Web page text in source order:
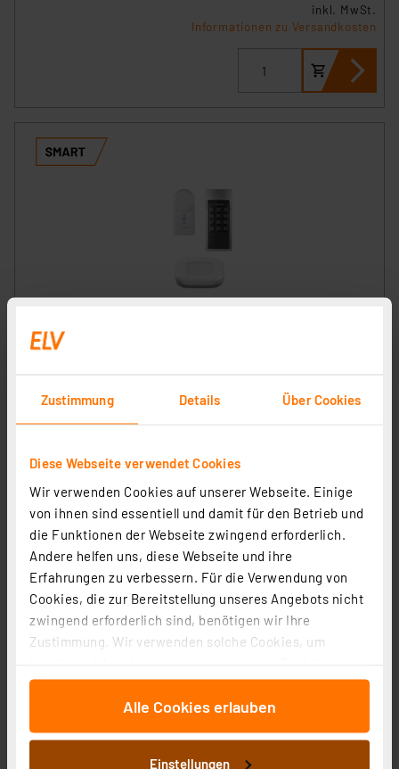
Zustimmung Details Über Cookies
Diese Webseite verwendet Cookies
Wir verwenden Cookies auf unserer Webseite. Einige
von ihnen sind essentiell und damit für den Betrieb und
die Funktionen der Webseite zwingend erforderlich.
Andere helfen uns, diese Webseite und ihre
Erfahrungen zu verbessern. Für die Verwendung von
Cookies, die zur Bereitstellung unseres Angebots nicht
zwingend erforderlich sind, benötigen wir Ihre
Zustimmung. Wir verwenden solche Cookies, um
für soziale Medien anbieten zu können und die Zugriffe
auf unsere Website zu analysieren. Außerdem geben
wir Informationen zu Ihrer Verwendung unserer Website
an unsere Partner für soziale Medien, Werbung und
Alle Cookies erlauben
Einstellungen
inkl. MwSt.
Informationen zu Versandkosten
Keypad, Türschlossantrieb
253.10 CHF
Informationen zu Versandkosten
Homematic IP Smart Home Set Zutritt, Access Point 2